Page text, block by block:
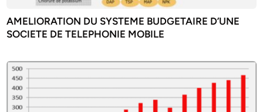
AMELIORATION DU SYSTEME BUDGETAIRE D’UNE
SOCIETE DE TELEPHONIE MOBILE